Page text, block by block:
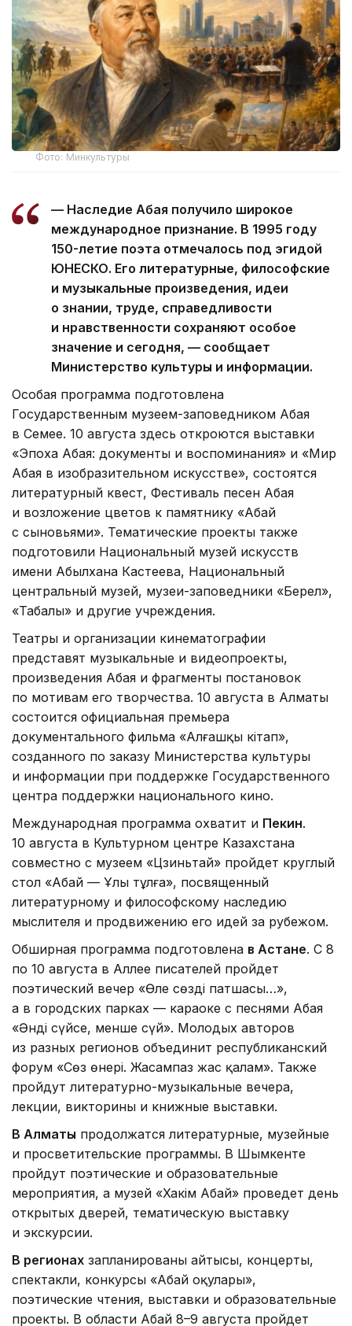
Фото: Минкультуры
— Наследие Абая получило широкое
международное признание. В 1995 году
150-летие поэта отмечалось под эгидой
ЮНЕСКО. Его литературные, философские
и музыкальные произведения, идеи
о знании, труде, справедливости
и нравственности сохраняют особое
значение и сегодня, — сообщает
Министерство культуры и информации.
Особая программа подготовлена
Государственным музеем-заповедником Абая
в Семее. 10 августа здесь откроются выставки
«Эпоха Абая: документы и воспоминания» и «Мир
Абая в изобразительном искусстве», состоятся
литературный квест, Фестиваль песен Абая
и возложение цветов к памятнику «Абай
с сыновьями». Тематические проекты также
подготовили Национальный музей искусств
имени Абылхана Кастеева, Национальный
центральный музей, музеи-заповедники «Берел»,
«Таңбалы» и другие учреждения.
Театры и организации кинематографии
представят музыкальные и видеопроекты,
произведения Абая и фрагменты постановок
по мотивам его творчества. 10 августа в Алматы
состоится официальная премьера
документального фильма «Алғашқы кітап»,
созданного по заказу Министерства культуры
и информации при поддержке Государственного
центра поддержки национального кино.
Международная программа охватит и Пекин.
10 августа в Культурном центре Казахстана
совместно с музеем «Цзиньтай» пройдет круглый
стол «Абай — Ұлы тұлға», посвященный
литературному и философскому наследию
мыслителя и продвижению его идей за рубежом.
Обширная программа подготовлена в Астане. С 8
по 10 августа в Аллее писателей пройдет
поэтический вечер «Өлең сөздің патшасы…»,
а в городских парках — караоке с песнями Абая
«Әнді сүйсең, менше сүй». Молодых авторов
из разных регионов объединит республиканский
форум «Сөз өнері. Жасампаз жас қалам». Также
пройдут литературно-музыкальные вечера,
лекции, викторины и книжные выставки.
В Алматы продолжатся литературные, музейные
и просветительские программы. В Шымкенте
пройдут поэтические и образовательные
мероприятия, а музей «Хакім Абай» проведет день
открытых дверей, тематическую выставку
и экскурсии.
В регионах запланированы айтысы, концерты,
спектакли, конкурсы «Абай оқулары»,
поэтические чтения, выставки и образовательные
проекты. В области Абай 8–9 августа пройдет